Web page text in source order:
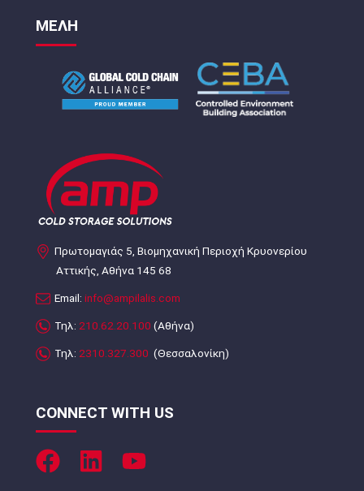
ΜΕΛΗ
Πρωτομαγιάς 5, Βιομηχανική Περιοχή Κρυονερίου
Αττικής, Αθήνα 145 68
Email: info@ampilalis.com
Τηλ: 210.62.20.100 (Αθήνα)
Τηλ: 2310.327.300 (Θεσσαλονίκη)
CONNECT WITH US